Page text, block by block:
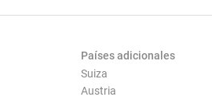
Países adicionales
Suiza
Austria